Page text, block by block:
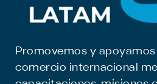
Promovemos y
comercio internacional